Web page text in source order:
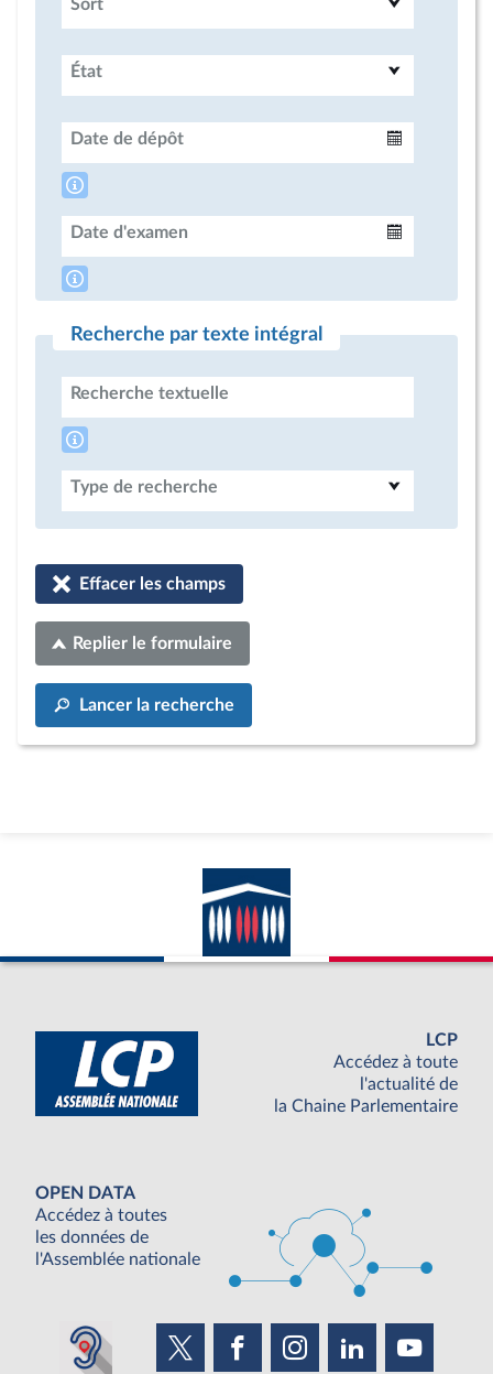
Sort
État
Date de dépôt
Date d'examen
Recherche par texte intégral
Recherche textuelle
Type de recherche
Effacer les champs
Replier le formulaire
Lancer la recherche
LCP
Accédez à toute
l'actualité de
la Chaine Parlementaire
OPEN DATA
Accédez à toutes
les données de
l'Assemblée nationale